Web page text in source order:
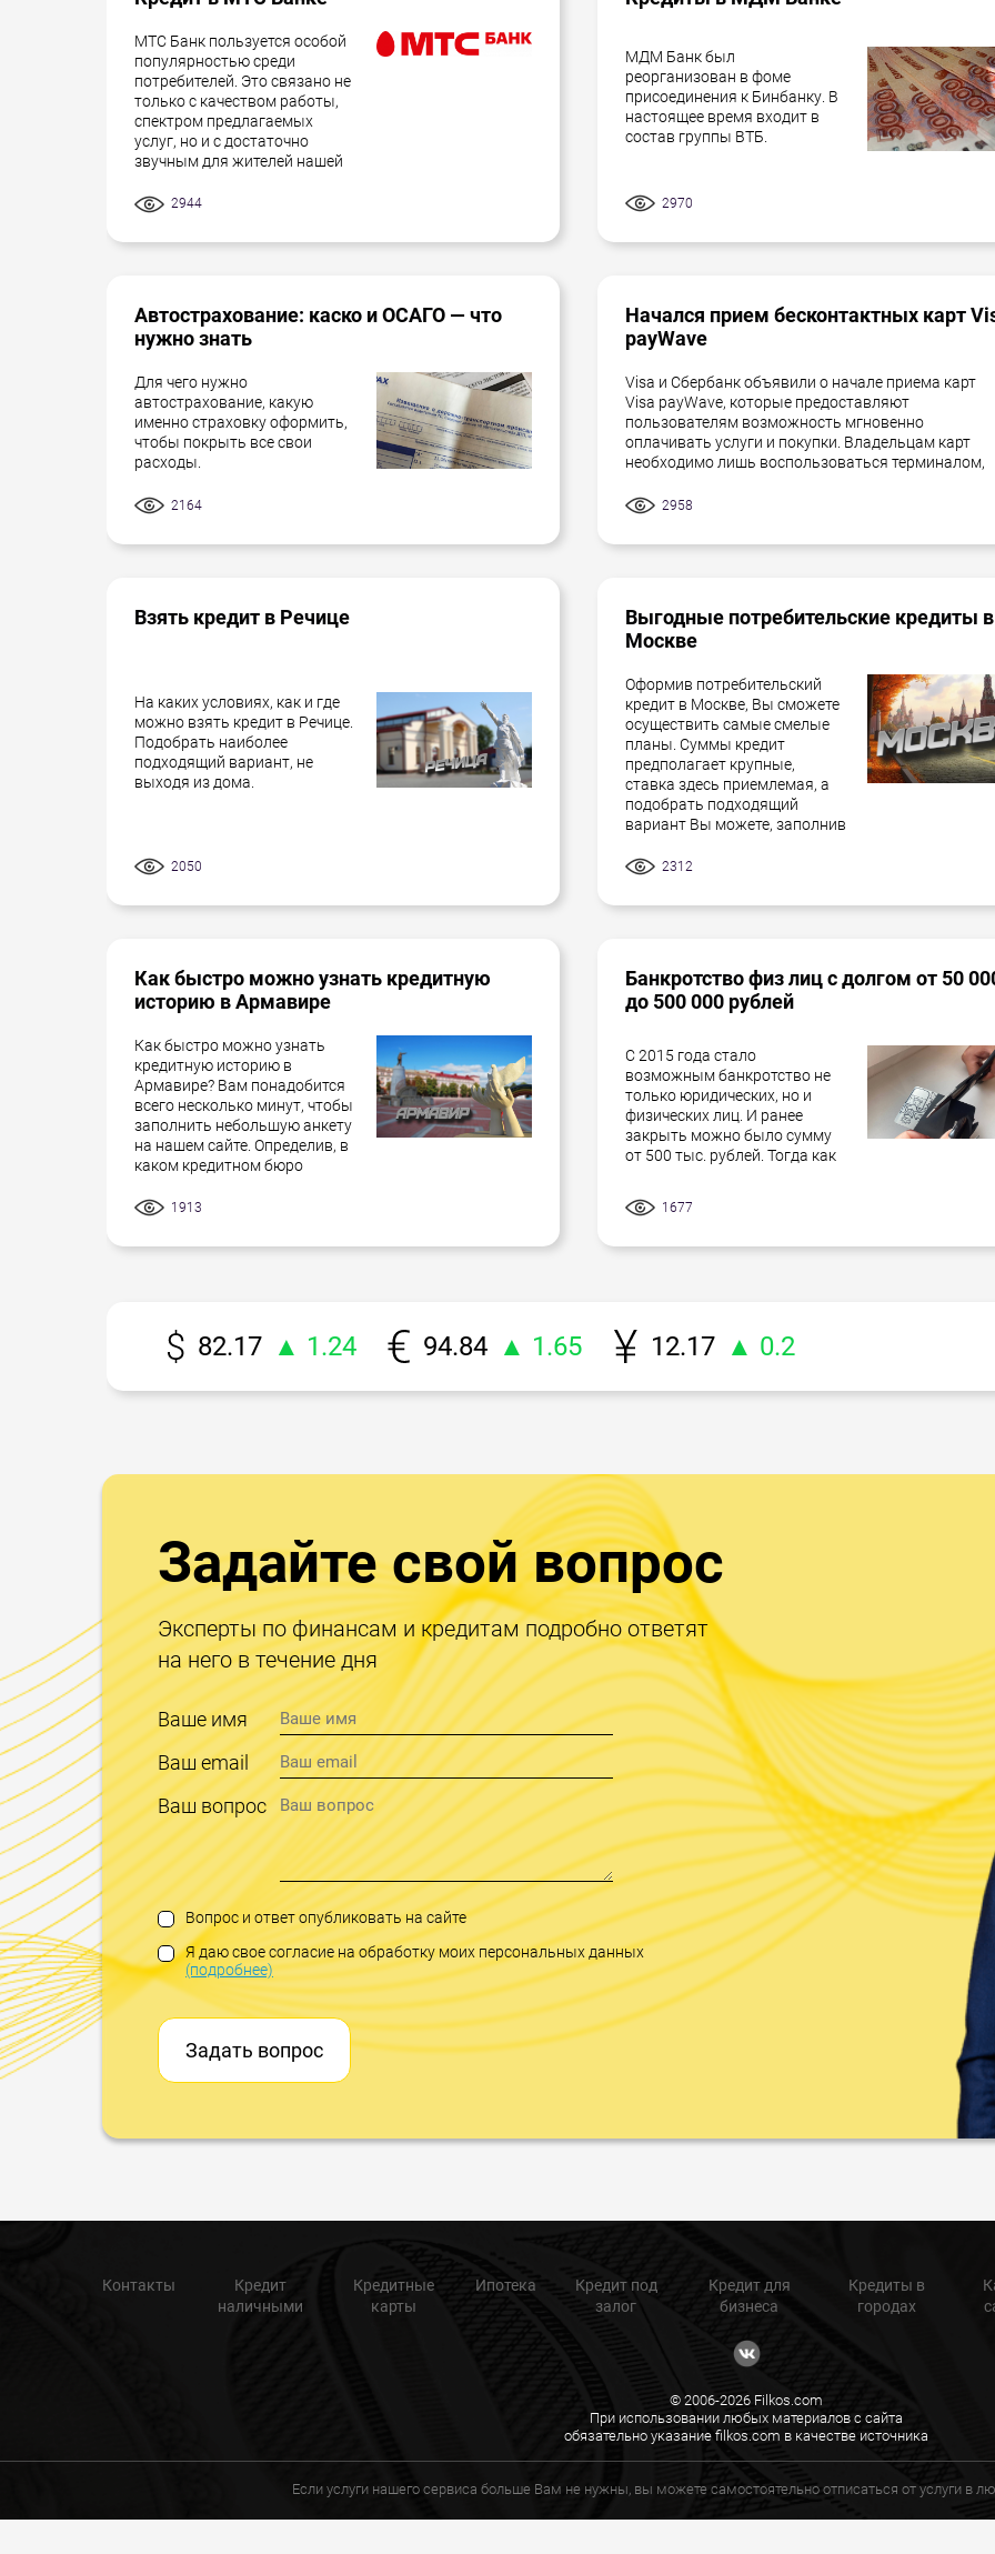
МТС Банк пользуется особой
популярностью среди
потребителей. Это связано не
только с качеством работы,
спектром предлагаемых
услуг, но и с достаточно
звучным для жителей нашей
2944
МДМ Банк был
реорганизован в фоме
присоединения к Бинбанку. В
настоящее время входит в
состав группы ВТБ.
2970
Автострахование: каско и ОСАГО — что
нужно знать
Для чего нужно
автострахование, какую
именно страховку оформить,
чтобы покрыть все свои
расходы.
2164
Начался прием бесконтактных карт
payWave
Visa и Сбербанк объявили о начале приема карт
Visa payWave, которые предоставляют
пользователям возможность мгновенно
оплачивать услуги и покупки. Владельцам карт
необходимо лишь воспользоваться терминалом,
2958
Взять кредит в Речице
На каких условиях, как и где
можно взять кредит в Речице.
Подобрать наиболее
подходящий вариант, не
выходя из дома.
2050
Выгодные потребительские кредиты в
Москве
Оформив потребительский
кредит в Москве, Вы сможете
осуществить самые смелые
планы. Суммы кредит
предполагает крупные,
ставка здесь приемлемая, а
подобрать подходящий
вариант Вы можете, заполнив
2312
Как быстро можно узнать кредитную
историю в Армавире
Как быстро можно узнать
кредитную историю в
Армавире? Вам понадобится
всего несколько минут, чтобы
заполнить небольшую анкету
на нашем сайте. Определив, в
каком кредитном бюро
1913
Банкротство физ лиц с долгом от 50
до 500 000 рублей
С 2015 года стало
возможным банкротство не
только юридических, но и
физических лиц. И ранее
закрыть можно было сумму
от 500 тыс. рублей. Тогда как
1677
82.17 ▲ 1.24 94.84 ▲ 1.65 12.17 ▲ 0.2
Задайте свой вопрос
Эксперты по финансам и кредитам подробно ответят
на него в течение дня
Ваше имя
Ваш email
Ваш вопрос
Вопрос и ответ опубликовать на сайте
Я даю свое согласие на обработку моих персональных данных
(подробнее)
Задать вопрос
Контакты
Кредит
наличными
Кредитные
карты
Ипотека
Кредит под
залог
Кредит для
бизнеса
Кредиты в
городах
© 2006-2026 Filkos.com
При использовании любых материалов с сайта
обязательно указание filkos.com в качестве источника
Если услуги нашего сервиса больше Вам не нужны, вы можете самостоятельно отписаться от услуги в